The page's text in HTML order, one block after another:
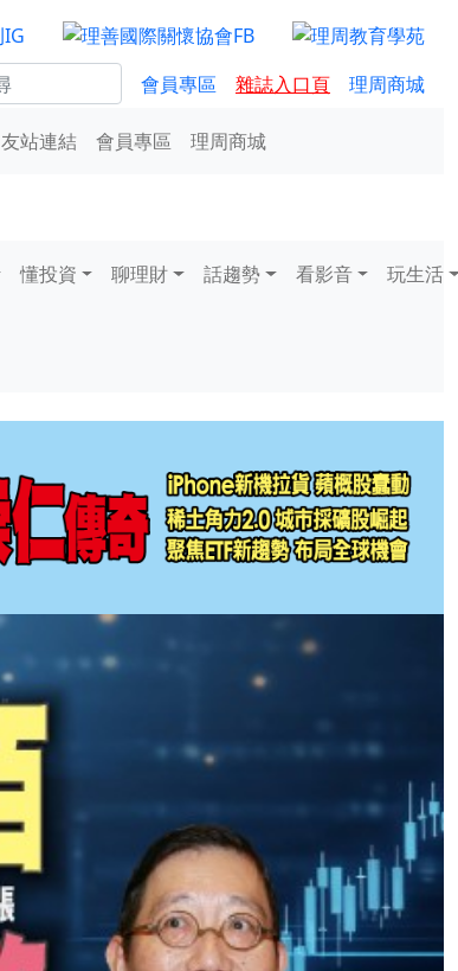
會員專區 雜誌入口頁 理周商城
友站連結 會員專區 理周商城
懂投資 聊理財 話趨勢 看影音 玩生活